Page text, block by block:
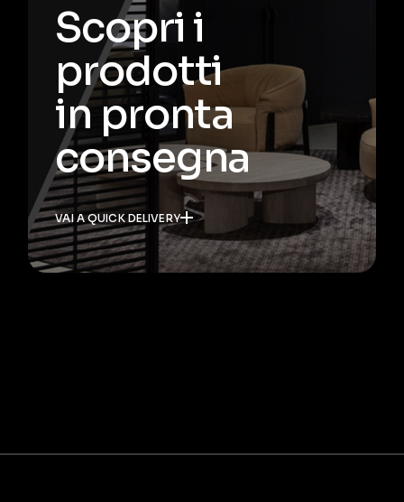
Scopri i
prodotti
in pronta
consegna
VAI A QUICK DELIVERY